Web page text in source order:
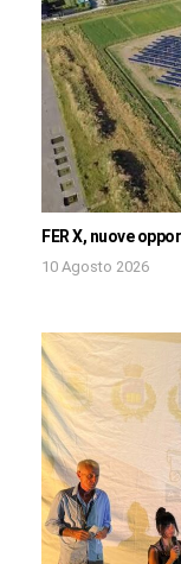
FER X, nuove
10 Agosto 2026